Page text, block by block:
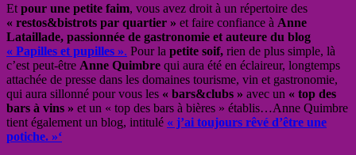
Et pour une petite faim, vous avez droit à un répertoire des
« restos&bistrots par quartier » et faire confiance à Anne
Lataillade, passionnée de gastronomie et auteure du blog
« Papilles et pupilles ». Pour la petite soif, rien de plus simple, là
c’est peut-être Anne Quimbre qui aura été en éclaireur, longtemps
attachée de presse dans les domaines tourisme, vin et gastronomie,
qui aura sillonné pour vous les « bars&clubs » avec un « top des
bars à vins » et un « top des bars à bières » établis…Anne Quimbre
tient également un blog, intitulé « j’ai toujours rêvé d’être une
potiche. »‘